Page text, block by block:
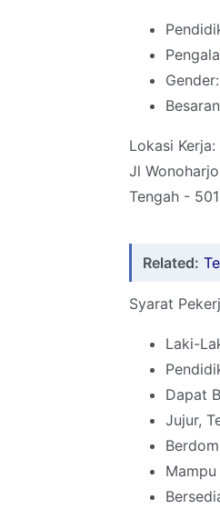
Lokasi Kerja:
Jl
Tengah -
Related:
Syarat
Laki-
Dapat
Jujur,